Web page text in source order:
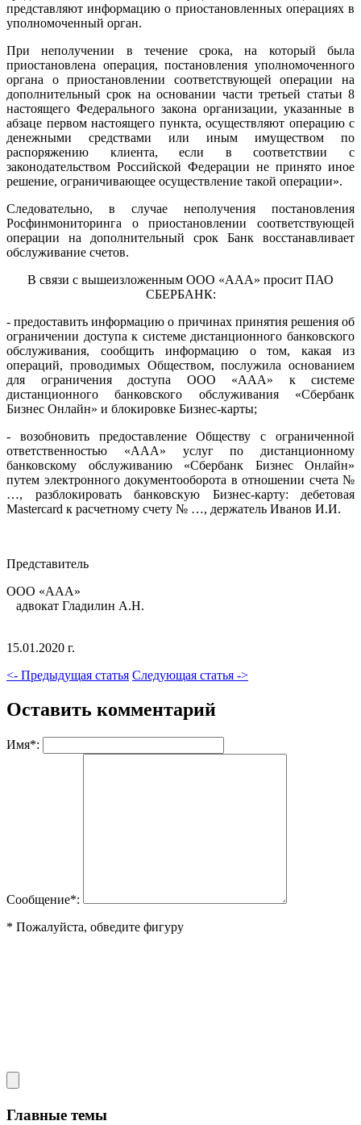
представляют информацию о приостановленных операциях в
уполномоченный орган.
При неполучении в течение срока, на который была
приостановлена операция, постановления уполномоченного
органа о приостановлении соответствующей операции на
дополнительный срок на основании части третьей статьи 8
настоящего Федерального закона организации, указанные в
абзаце первом настоящего пункта, осуществляют операцию с
денежными средствами или иным имуществом по
распоряжению клиента, если в соответствии с
законодательством Российской Федерации не принято иное
решение, ограничивающее осуществление такой операции».
Следовательно, в случае неполучения постановления
Росфинмониторинга о приостановлении соответствующей
операции на дополнительный срок Банк восстанавливает
обслуживание счетов.
В связи с вышеизложенным ООО «ААА» просит ПАО
СБЕРБАНК:
- предоставить информацию о причинах принятия решения об
ограничении доступа к системе дистанционного банковского
обслуживания, сообщить информацию о том, какая из
операций, проводимых Обществом, послужила основанием
для ограничения доступа ООО «ААА» к системе
дистанционного банковского обслуживания «Сбербанк
Бизнес Онлайн» и блокировке Бизнес-карты;
- возобновить предоставление Обществу с ограниченной
ответственностью «ААА» услуг по дистанционному
банковскому обслуживанию «Сбербанк Бизнес Онлайн»
путем электронного документооборота в отношении счета №
…, разблокировать банковскую Бизнес-карту: дебетовая
Mastercard к расчетному счету № …, держатель Иванов И.И.
Представитель
ООО «ААА»
адвокат Гладилин А.Н.
15.01.2020 г.
<- Предыдущая статья Следующая статья ->
Оставить комментарий
Имя*:
Сообщение*:
* Пожалуйста, обведите фигуру
Главные темы